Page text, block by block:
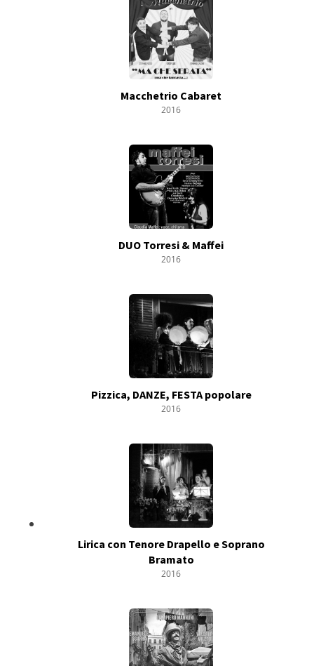
Macchetrio Cabaret
2016
DUO Torresi & Maffei
2016
Pizzica, DANZE, FESTA popolare
2016
Lirica con Tenore Drapello e Soprano
Bramato
2016